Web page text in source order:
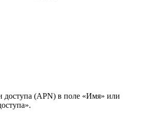
доступа (APN) в поле «Имя» или